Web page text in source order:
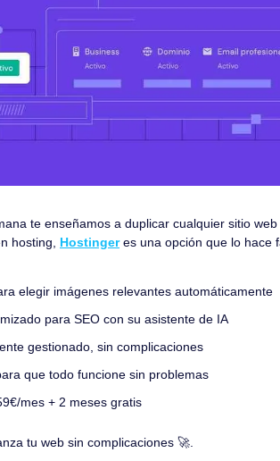
te enseñamos a duplicar cualquier sitio
hosting, Hostinger es una opción que lo hace
elegir imágenes relevantes automáticamente
para SEO con su asistente de IA
gestionado, sin complicaciones
que todo funcione sin problemas
mes + 2 meses gratis
tu web sin complicaciones 🚀.